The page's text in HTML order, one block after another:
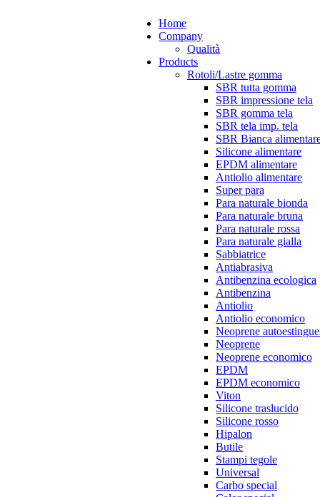
Home
Company
Qualità
Products
Rotoli/Lastre gomma
SBR tutta gomma
SBR impressione tela
SBR gomma tela
SBR tela imp. tela
SBR Bianca
Silicone alimentare
EPDM alimentare
Antiolio alimentare
Super para
Para naturale bionda
Para naturale bruna
Para naturale rossa
Para naturale gialla
Sabbiatrice
Antiabrasiva
Antibenzina ecologica
Antibenzina
Antiolio
Antiolio economico
Neoprene
Neoprene
Neoprene economico
EPDM
EPDM economico
Viton
Silicone traslucido
Silicone rosso
Hipalon
Butile
Stampi tegole
Universal
Carbo special